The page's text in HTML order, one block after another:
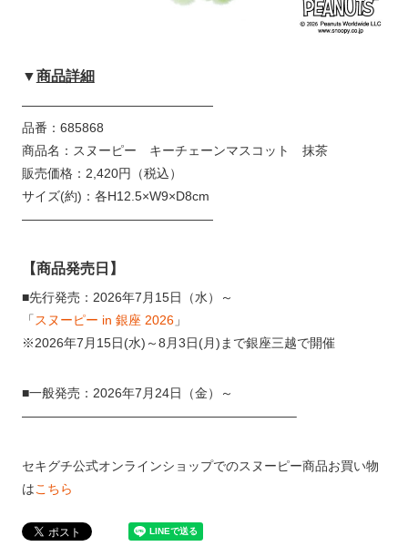
▼商品詳細
———————————————
品番：685868
商品名：スヌーピー キーチェーンマスコット 抹茶
販売価格：2,420円（税込）
サイズ(約)：各H12.5×W9×D8cm
———————————————
【商品発売日】
■先行発売：2026年7月15日（水）～
「 スヌーピー in 銀座 2026」
※2026年7月15日(水)～8月3日(月)まで銀座三越で開催
■一般発売：2026年7月24日（金）～
—————————————————————–
セキグチ公式オンラインショップでのスヌーピー商品お買い物
はこちら